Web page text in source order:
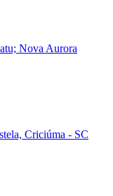
Nova Aurora
Criciúma - SC